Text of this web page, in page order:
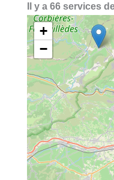
Il y a 66 services
+
−